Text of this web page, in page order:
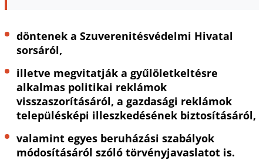
döntenek a Szuverenitésvédelmi Hivatal
sorsáról,
illetve megvitatják a gyűlöletkeltésre
alkalmas politikai reklámok
visszaszorításáról, a gazdasági reklámok
településképi illeszkedésének biztosításáról,
valamint egyes beruházási szabályok
módosításáról szóló törvényjavaslatot is.